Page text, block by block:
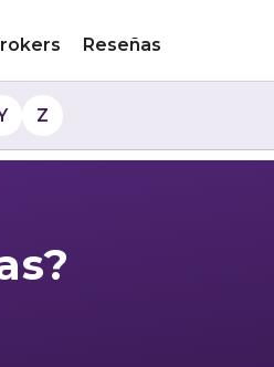
Reseñas
Z